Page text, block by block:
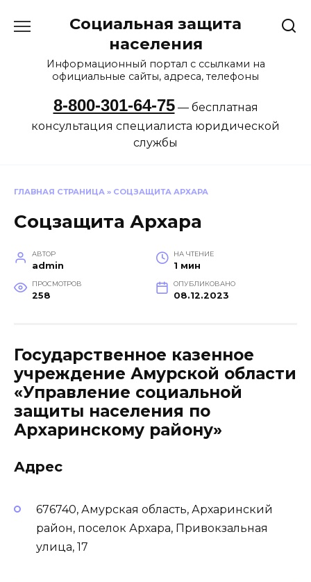
Социальная защита
населения
Информационный портал с ссылками на
официальные сайты, адреса, телефоны
8-800-301-64-75— бесплатная
консультация специалиста юридической
службы
ГЛАВНАЯ СТРАНИЦА » СОЦЗАЩИТА АРХАРА
Соцзащита Архара
АВТОР
admin
НА ЧТЕНИЕ
1 мин
ПРОСМОТРОВ
258
ОПУБЛИКОВАНО
08.12.2023
Государственное казенное
учреждение Амурской области
«Управление социальной
защиты населения по
Архаринскому району»
Адрес
676740, Амурская область, Архаринский
район, поселок Архара, Привокзальная
улица, 17